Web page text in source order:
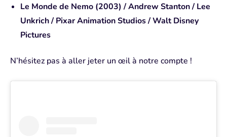
Le Monde de Nemo (2003) / Andrew Stanton / Lee
Unkrich / Pixar Animation Studios / Walt Disney
Pictures
N’hésitez pas à aller jeter un œil à notre compte !